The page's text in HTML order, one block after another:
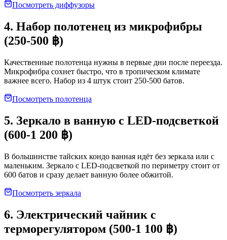
Посмотреть диффузоры
4. Набор полотенец из микрофибры
(250-500 ฿)
Качественные полотенца нужны в первые дни после переезда.
Микрофибра сохнет быстро, что в тропическом климате
важнее всего. Набор из 4 штук стоит 250-500 батов.
Посмотреть полотенца
5. Зеркало в ванную с LED-подсветкой
(600-1 200 ฿)
В большинстве тайских кондо ванная идёт без зеркала или с
маленьким. Зеркало с LED-подсветкой по периметру стоит от
600 батов и сразу делает ванную более обжитой.
Посмотреть зеркала
6. Электрический чайник с
терморегулятором (500-1 100 ฿)